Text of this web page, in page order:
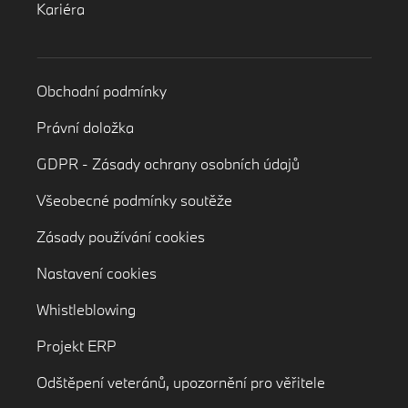
Martin Lucke
Servisní poradce BMW a MINI
E-mail:martin.lucke@renocar.cz
Roman Dvořák
Prodej ND a příslušenství
Asistentka servisu
Kariéra
Obchodní podmínky
Právní doložka
GDPR - Zásady ochrany osobních údajů
Všeobecné podmínky soutěže
Zásady používání cookies
Nastavení cookies
Whistleblowing
Projekt ERP
Odštěpení veteránů, upozornění pro věřitele